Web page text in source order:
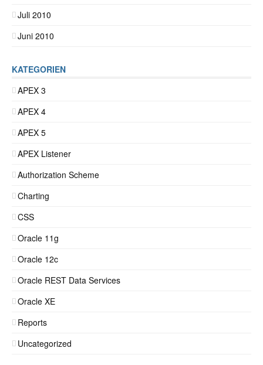
Juli 2010
Juni 2010
KATEGORIEN
APEX 3
APEX 4
APEX 5
APEX Listener
Authorization Scheme
Charting
CSS
Oracle 11g
Oracle 12c
Oracle REST Data Services
Oracle XE
Reports
Uncategorized